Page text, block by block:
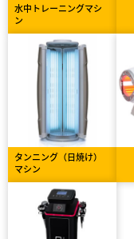
水中トレーニングマシ
ン
タンニング（日焼け）
マシン